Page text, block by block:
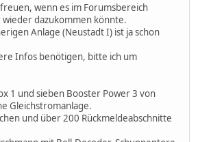
wenn es im Forumsbereich
dazukommen könnte.
Anlage (Neustadt I) ist ja schon
Infos benötigen, bitte ich um
1 und sieben Booster Power 3 von
Gleichstromanlage.
und über 200 Rückmeldeabschnitte